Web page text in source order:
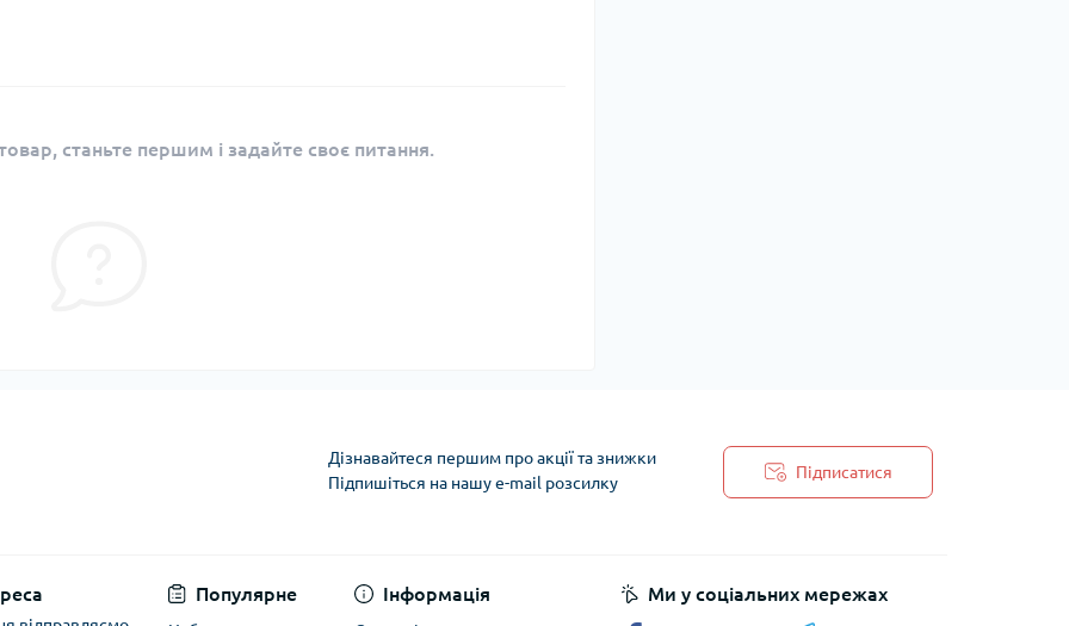
станьте першим і задайте своє питання.
Дізнавайтеся першим про акції та знижки
Підпишіться на нашу e-mail розсилку
Підписатися
Популярне Інформація Ми у соціальних мережах